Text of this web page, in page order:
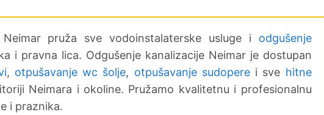
Neimar pruža sve vodoinstalaterske usluge i odgušenje
i pravna lica. Odgušenje kanalizacije Neimar je dostupan
, otpušavanje wc šolje, otpušavanje sudoperei sve hitne
Neimara i okoline. Pružamo kvalitetnu i profesionalnu
i praznika.